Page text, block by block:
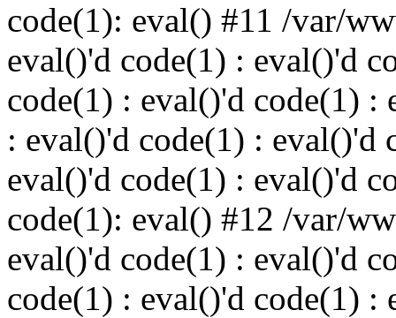
code(1): eval() #11 /var/
eval()'d code(1) : eval()'d
code(1) : eval()'d code(1) :
: eval()'d code(1) : eval()'d
eval()'d code(1) : eval()'d
code(1): eval() #12 /var/
eval()'d code(1) : eval()'d
code(1) : eval()'d code(1) :